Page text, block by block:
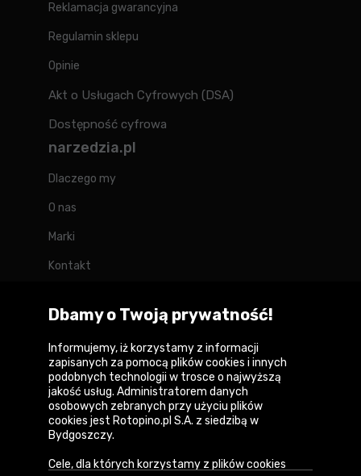
Reklamacja gwarancyjna
Regulamin sklepu
Opinie
Akt o Usługach Cyfrowych (DSA)
Dostępność cyfrowa
narzedzia.pl
Dlaczego my
O nas
Marki
Kontakt
Forum
Copyright © 2026
Polityka prywatności i zasady korzystania z
serwisu
Dbamy o Twoją prywatność!
Informujemy, iż korzystamy z informacji
zapisanych za pomocą plików cookies i innych
podobnych technologii w trosce o najwyższą
jakość usług. Administratorem danych
osobowych zebranych przy użyciu plików
cookies jest Rotopino.pl S.A. z siedzibą w
Bydgoszczy.
Cele, dla których korzystamy z plików cookies